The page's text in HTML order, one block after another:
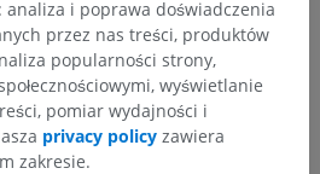
analiza i poprawa doświadczenia
przez nas treści, produktów
popularności strony,
wyświetlanie
pomiar wydajności i
privacy policy zawiera
zakresie.